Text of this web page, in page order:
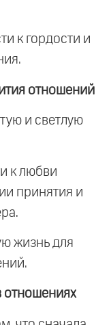
к гордости и
отношений
и светлую
к любви
принятия и
жизнь для
отношениях